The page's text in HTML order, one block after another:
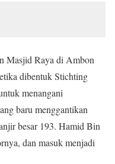
Masjid Raya di Ambon
dibentuk Stichting
menangani
baru menggantikan
besar 193. Hamid Bin
dan masuk menjadi